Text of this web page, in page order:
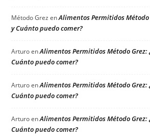
Método Grez enAlimentos Permitidos Método
y Cuánto puedo comer?
ArturoenAlimentos Permitidos Método Grez:
Cuánto puedo comer?
ArturoenAlimentos Permitidos Método Grez:
Cuánto puedo comer?
ArturoenAlimentos Permitidos Método Grez:
Cuánto puedo comer?